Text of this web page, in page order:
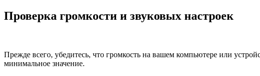
Проверка громкости и звуковых настроек
Прежде всего, убедитесь, что громкость на вашем компьютере или
минимальное значение.